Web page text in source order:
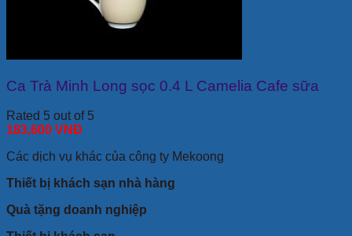
Ca Trà Minh Long sọc 0.4 L Camelia Cafe sữa
Rated 5 out of 5
183,600 VNĐ
Các dịch vụ khác của công ty Mekoong
Thiết bị khách sạn nhà hàng
Quà tặng doanh nghiệp